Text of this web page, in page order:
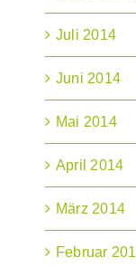
Juli 2014
Juni 2014
Mai 2014
April 2014
März 2014
Februar